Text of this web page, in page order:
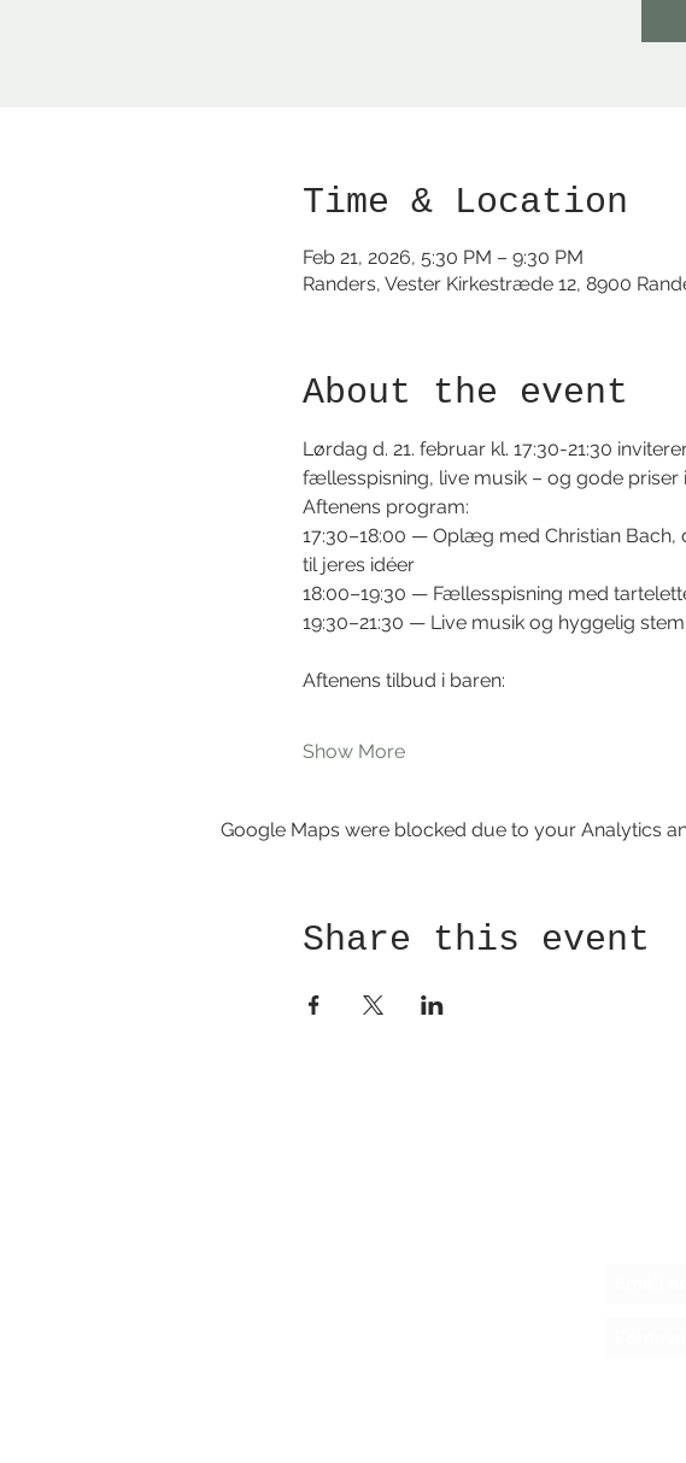
Time & Location
Feb 21, 2026, 5:30 PM – 9:30 PM
Randers, Vester Kirkestræde 12, 8900
About the event
Lørdag d. 21. februar kl. 17:30-21:30
fællesspisning, live musik – og gode priser
Aftenens program:
17:30–18:00 — Oplæg med Christian
til jeres idéer
18:00–19:30 — Fællesspisning med
19:30–21:30 — Live musik og hyggelig
Aftenens tilbud i baren:
Show More
Google Maps were blocked due to your Analytics
Share this event